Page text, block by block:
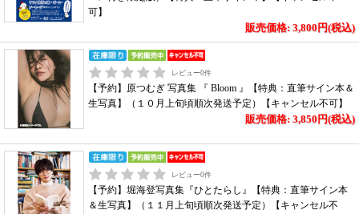
可】
販売価格: 3,800円(税込)
レビュー0件
【予約】原つむぎ 写真集 『 Bloom 』【特典：直筆サイン本＆
生写真】（１０月上旬頃順次発送予定）【キャンセル不可】
販売価格: 3,850円(税込)
レビュー0件
【予約】堀海登写真集『ひとたらし』【特典：直筆サイン本
＆生写真】（１１月上旬頃順次発送予定）【キャンセル不